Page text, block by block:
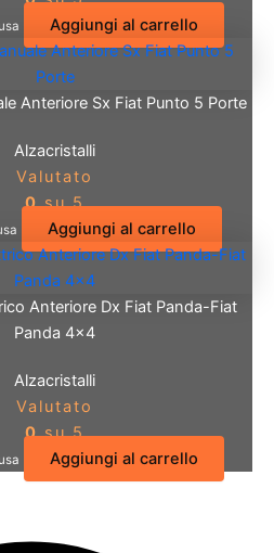
Aggiungi al carrello
Anteriore Sx Fiat Punto 5 Porte
Alzacristalli
Valutato
0su 5
Aggiungi al carrello
Anteriore Dx Fiat Panda-Fiat
Panda 4×4
Alzacristalli
Valutato
0su 5
Aggiungi al carrello